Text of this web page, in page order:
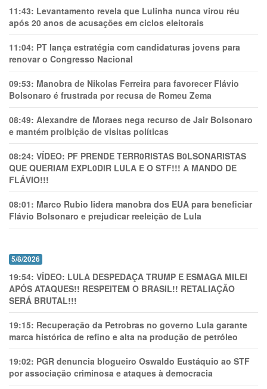
11:43: Levantamento revela que Lulinha nunca virou réu
após 20 anos de acusações em ciclos eleitorais
11:04: PT lança estratégia com candidaturas jovens para
renovar o Congresso Nacional
09:53: Manobra de Nikolas Ferreira para favorecer Flávio
Bolsonaro é frustrada por recusa de Romeu Zema
08:49: Alexandre de Moraes nega recurso de Jair Bolsonaro
e mantém proibição de visitas políticas
08:24: VÍDEO: PF PRENDE TERR0RlSTAS B0LSONARlSTAS
QUE QUERIAM EXPL0DlR LULA E O STF!!! A MANDO DE
FLÁVIO!!!
08:01: Marco Rubio lidera manobra dos EUA para beneficiar
Flávio Bolsonaro e prejudicar reeleição de Lula
5/8/2026
19:54: VÍDEO: LULA DESPEDAÇA TRUMP E ESMAGA MILEI
APÓS ATAQUES!! RESPEITEM O BRASIL!! RETALIAÇÃO
SERÁ BRUTAL!!!
19:15: Recuperação da Petrobras no governo Lula garante
marca histórica de refino e alta na produção de petróleo
19:02: PGR denuncia blogueiro Oswaldo Eustáquio ao STF
por associação criminosa e ataques à democracia